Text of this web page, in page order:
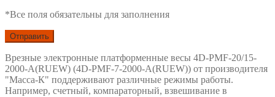
*Все поля обязательны для заполнения
Врезные электронные платформенные весы 4D-PMF-20/15-
2000-A(RUEW) (4D-PMF-7-2000-A(RUEW)) от производителя
"Масса-К" поддерживают различные режимы работы.
Например, счетный, компараторный, взвешивание в